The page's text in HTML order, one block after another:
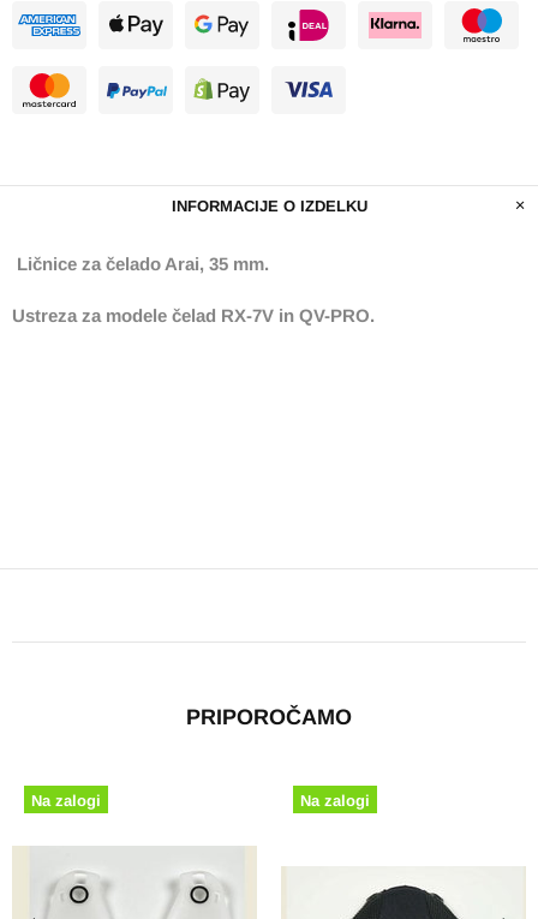
INFORMACIJE O IZDELKU
Ličnice za čelado Arai, 35 mm.
Ustreza za modele čelad RX-7V in QV-PRO.
PRIPOROČAMO
Na zalogi Na zalogi